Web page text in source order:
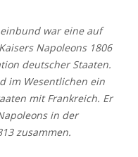
war eine auf
Napoleons 1806
deutscher Staaten.
im Wesentlichen ein
mit Frankreich. Er
in der
zusammen.